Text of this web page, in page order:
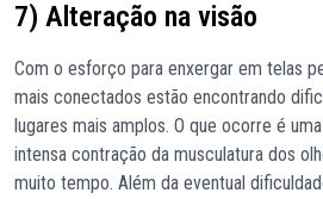
7) Alteração na visão
Com o esforço para enxergar em telas
mais conectados estão encontrando
lugares mais amplos. O que ocorre é
intensa contração da musculatura dos
muito tempo. Além da eventual